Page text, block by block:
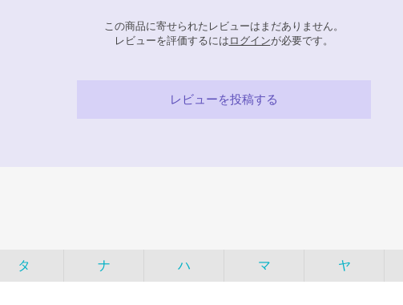
この商品に寄せられたレビューはまだありません。
レビューを評価するには ログインが必要です。
レビューを投稿する
タ ナ ハ マ ヤ